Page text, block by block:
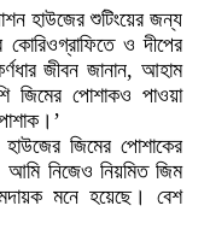
হাউজের শুটিংয়ের জন্য
ও দীপের
জীবন জানান, আহাম
জিমের পোশাকও পাওয়া
জিমের পোশাকের
নিজেও নিয়মিত জিম
মনে হয়েছে। বেশ